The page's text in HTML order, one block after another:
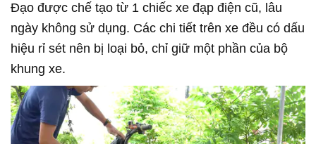
Đạo được chế tạo từ 1 chiếc xe đạp điện cũ, lâu
ngày không sử dụng. Các chi tiết trên xe đều có dấu
hiệu rỉ sét nên bị loại bỏ, chỉ giữ một phần của bộ
khung xe.